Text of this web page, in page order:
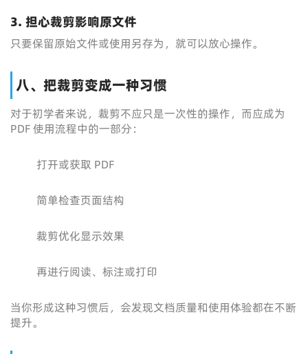
3. 担心裁剪影响原文件
只要保留原始文件或使用另存为，就可以放心操作。
八、把裁剪变成一种习惯
对于初学者来说，裁剪不应只是一次性的操作，而应成为
PDF 使用流程中的一部分：
打开或获取 PDF
简单检查页面结构
裁剪优化显示效果
再进行阅读、标注或打印
当你形成这种习惯后，会发现文档质量和使用体验都在不断
提升。